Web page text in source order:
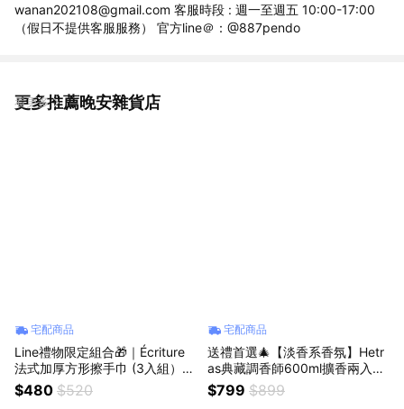
wanan202108@gmail.com 客服時段 : 週一至週五 10:00-17:00
（假日不提供客服服務） 官方line＠：@887pendo
更多推薦晚安雜貨店
看更多
宅配商品
Line禮物限定組合🎁｜Écriture
法式加厚方形擦手巾 (3入組）生
日禮物 情人節禮物
$480 $520
宅配商品
送禮首選🎄【淡香系香氛】Hetr
as典藏調香師600ml擴香兩入組
｜🎁收禮人自選香｜生日禮物 情
人節禮物
$799 $899